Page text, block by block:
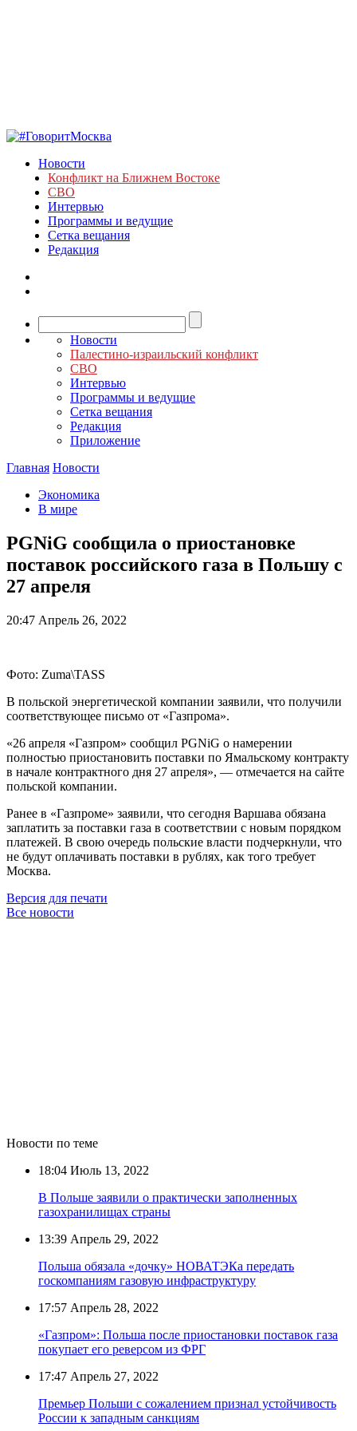
Новости
Конфликт на Ближнем Востоке
СВО
Интервью
Программы и ведущие
Сетка вещания
Редакция
Новости
Палестино-израильский конфликт
СВО
Интервью
Программы и ведущие
Сетка вещания
Редакция
Приложение
Главная Новости
Экономика
В мире
PGNiG сообщила о приостановке
поставок российского газа в Польшу с
27 апреля
20:47 Апрель 26, 2022
Фото: Zuma\TASS
В польской энергетической компании заявили, что получили
соответствующее письмо от «Газпрома».
«26 апреля «Газпром» сообщил PGNiG о намерении
полностью приостановить поставки по Ямальскому контракту
в начале контрактного дня 27 апреля», — отмечается на сайте
польской компании.
Ранее в «Газпроме» заявили, что сегодня Варшава обязана
заплатить за поставки газа в соответствии с новым порядком
платежей. В свою очередь польские власти подчеркнули, что
не будут оплачивать поставки в рублях, как того требует
Москва.
Версия для печати
Все новости
Новости по теме
18:04 Июль 13, 2022
В Польше заявили о практически заполненных
газохранилищах страны
13:39 Апрель 29, 2022
Польша обязала «дочку» НОВАТЭКа передать
госкомпаниям газовую инфраструктуру
17:57 Апрель 28, 2022
«Газпром»: Польша после приостановки поставок газа
покупает его реверсом из ФРГ
17:47 Апрель 27, 2022
Премьер Польши с сожалением признал устойчивость
России к западным санкциям